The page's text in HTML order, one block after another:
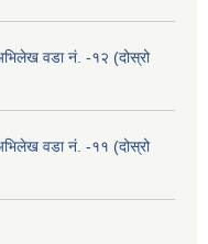
अभिलेख वडा नं. -१२ (दोस्रो
अभिलेख वडा नं. -११ (दोस्रो